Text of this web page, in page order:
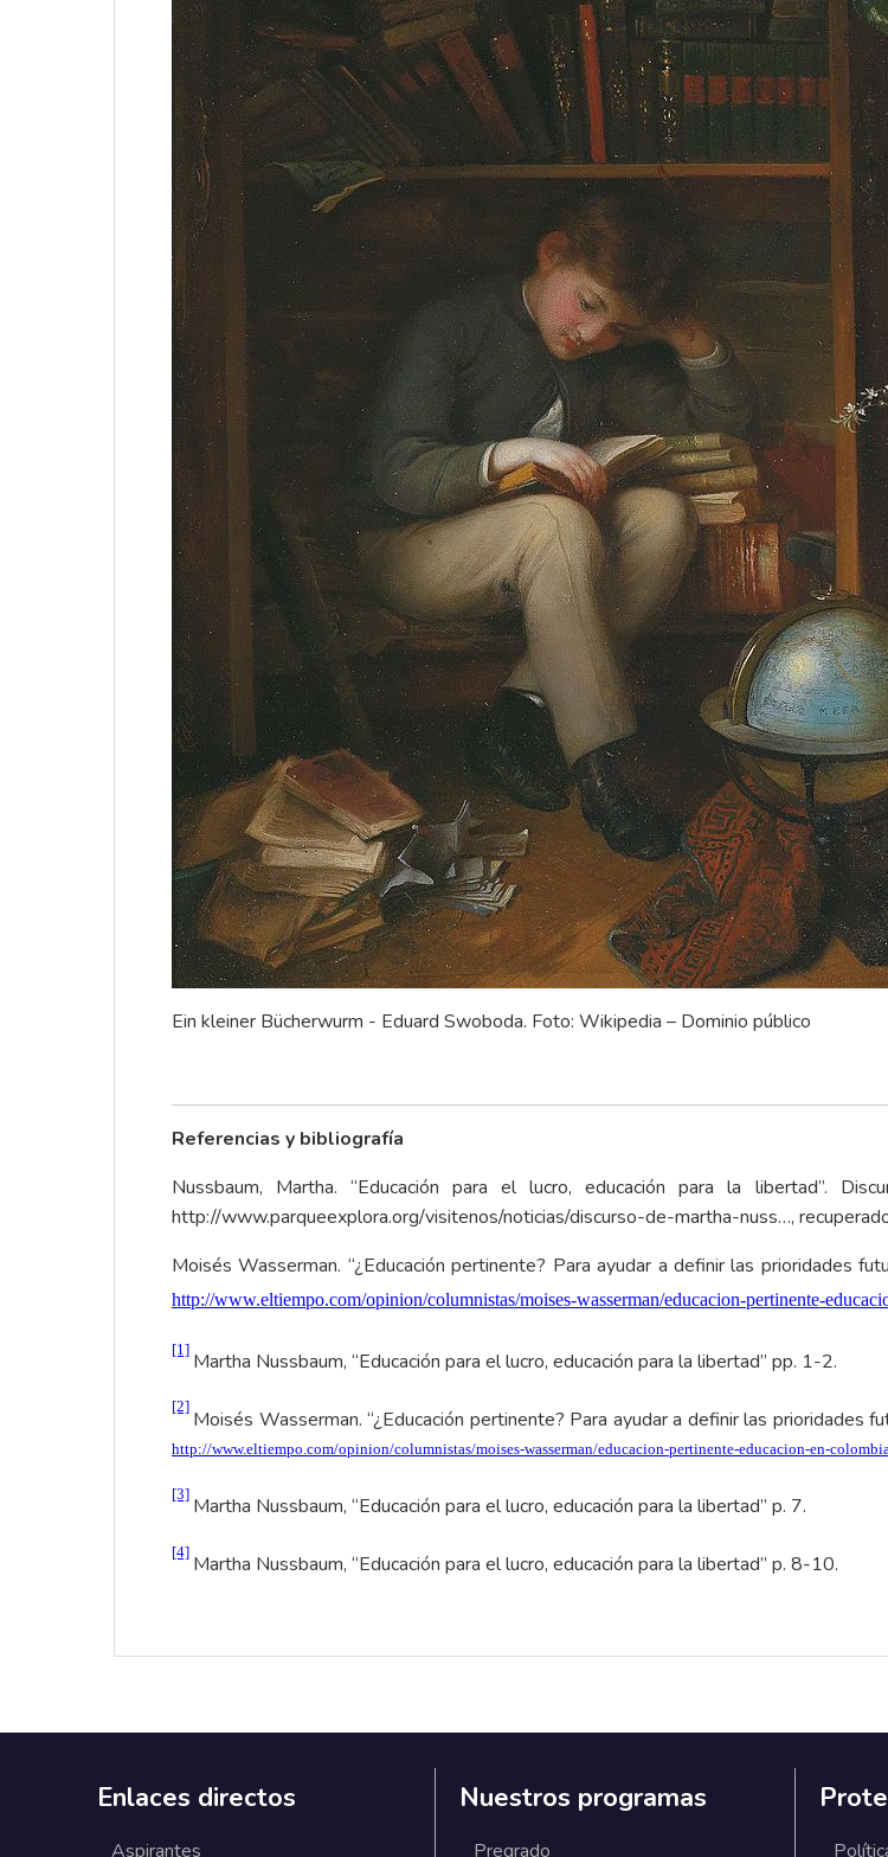
Ein kleiner Bücherwurm - Eduard Swoboda. Foto: Wikipedia – Dominio público
Referencias y bibliografía
Nussbaum, Martha. “Educación para el lucro, educación para la libertad”.
http://www.parqueexplora.org/visitenos/noticias/discurso-de-martha-nuss…,
Moisés Wasserman. “¿Educación pertinente? Para ayudar a definir las prioridades
http://www.eltiempo.com/opinion/columnistas/moises-wasserman/educacion-pertinente-
[1] Martha Nussbaum, “Educación para el lucro, educación para la libertad” pp. 1-2.
[2] Moisés Wasserman. “¿Educación pertinente? Para ayudar a definir las prioridades
http://www.eltiempo.com/opinion/columnistas/moises-wasserman/educacion-pertinente-educacion-en-
[3] Martha Nussbaum, “Educación para el lucro, educación para la libertad” p. 7.
[4] Martha Nussbaum, “Educación para el lucro, educación para la libertad” p. 8-10.
Enlaces directos
Aspirantes
Nuestros programas
Pregrado